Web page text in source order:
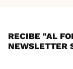
RECIBE "AL
NEWSLETTER